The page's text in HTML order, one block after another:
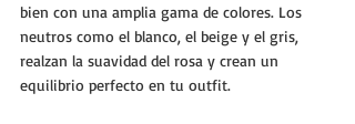
bien con una amplia gama de colores. Los
neutros como el blanco, el beige y el gris,
realzan la suavidad del rosa y crean un
equilibrio perfecto en tu outfit.